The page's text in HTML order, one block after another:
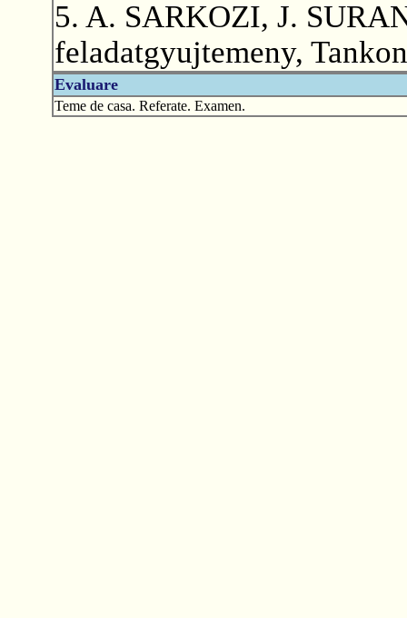
5. A. SARKOZI, J.
feladatgyujtemeny,
Evaluare
Teme de casa. Referate. Examen.